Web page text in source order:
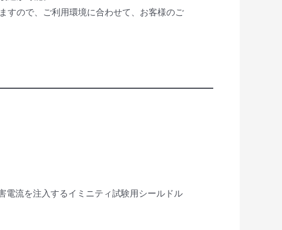
すので、ご利用環境に合わせて、お客様のご
電流を注入するイミニティ試験用シールドル